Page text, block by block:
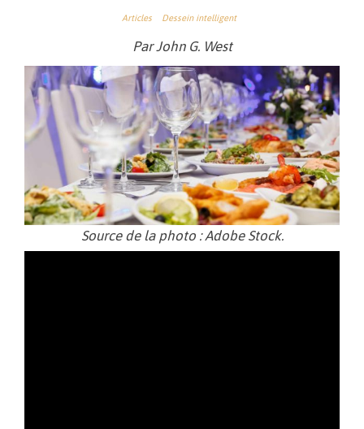
Articles Dessein intelligent
Par John G. West
Source de la photo : Adobe Stock.